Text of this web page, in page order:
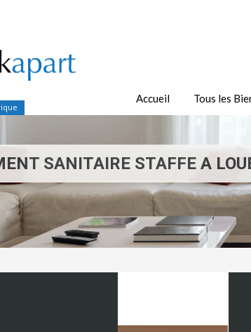
Accueil Tous les
SANITAIRE STAFFE A